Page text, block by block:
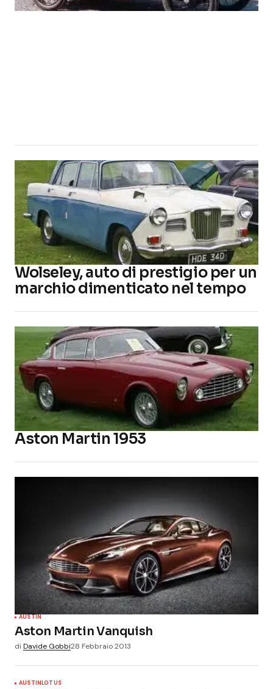
Wolseley, auto di prestigio per un
marchio dimenticato nel tempo
Aston Martin 1953
AUSTIN
Aston Martin Vanquish
di Davide Gobbi28 Febbraio 2013
AUSTIN LOTUS